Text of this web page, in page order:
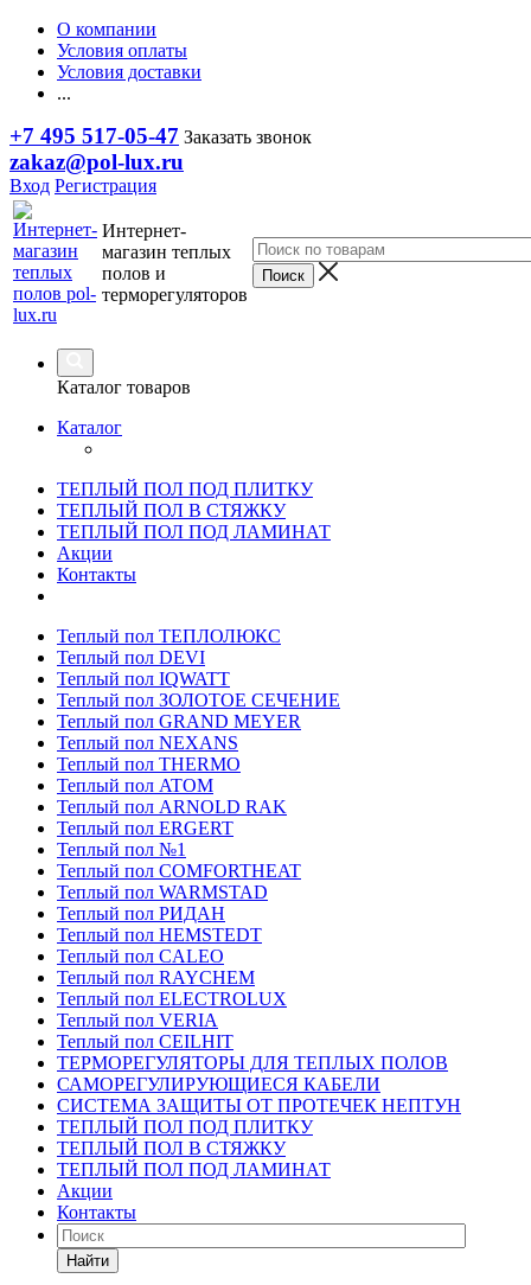
О компании
Условия оплаты
Условия доставки
...
+7 495 517-05-47 Заказать звонок
zakaz@pol-lux.ru
Вход Регистрация
Интернет-
магазин теплых
полов и
терморегуляторов
Каталог товаров
Каталог
ТЕПЛЫЙ ПОЛ ПОД ПЛИТКУ
ТЕПЛЫЙ ПОЛ В СТЯЖКУ
ТЕПЛЫЙ ПОЛ ПОД ЛАМИНАТ
Акции
Контакты
Теплый пол ТЕПЛОЛЮКС
Теплый пол DEVI
Теплый пол IQWATT
Теплый пол ЗОЛОТОЕ СЕЧЕНИЕ
Теплый пол GRAND MEYER
Теплый пол NEXANS
Теплый пол THERMO
Теплый пол ATOM
Теплый пол ARNOLD RAK
Теплый пол ERGERT
Теплый пол №1
Теплый пол COMFORTHEAT
Теплый пол WARMSTAD
Теплый пол РИДАН
Теплый пол HEMSTEDT
Теплый пол CALEO
Теплый пол RAYCHEM
Теплый пол ELECTROLUX
Теплый пол VERIA
Теплый пол CEILHIT
ТЕРМОРЕГУЛЯТОРЫ ДЛЯ ТЕПЛЫХ ПОЛОВ
САМОРЕГУЛИРУЮЩИЕСЯ КАБЕЛИ
СИСТЕМА ЗАЩИТЫ ОТ ПРОТЕЧЕК НЕПТУН
ТЕПЛЫЙ ПОЛ ПОД ПЛИТКУ
ТЕПЛЫЙ ПОЛ В СТЯЖКУ
ТЕПЛЫЙ ПОЛ ПОД ЛАМИНАТ
Акции
Контакты
Найти